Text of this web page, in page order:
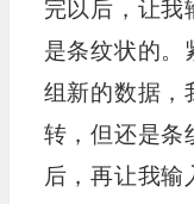
完以后，让我
是条纹状的。
组新的数据，
转，但还是条
后，再让我输